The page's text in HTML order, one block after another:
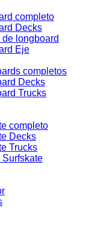
completo
Decks
de longboard
Eje
completos
Decks
Trucks
completo
Decks
Trucks
Surfskate